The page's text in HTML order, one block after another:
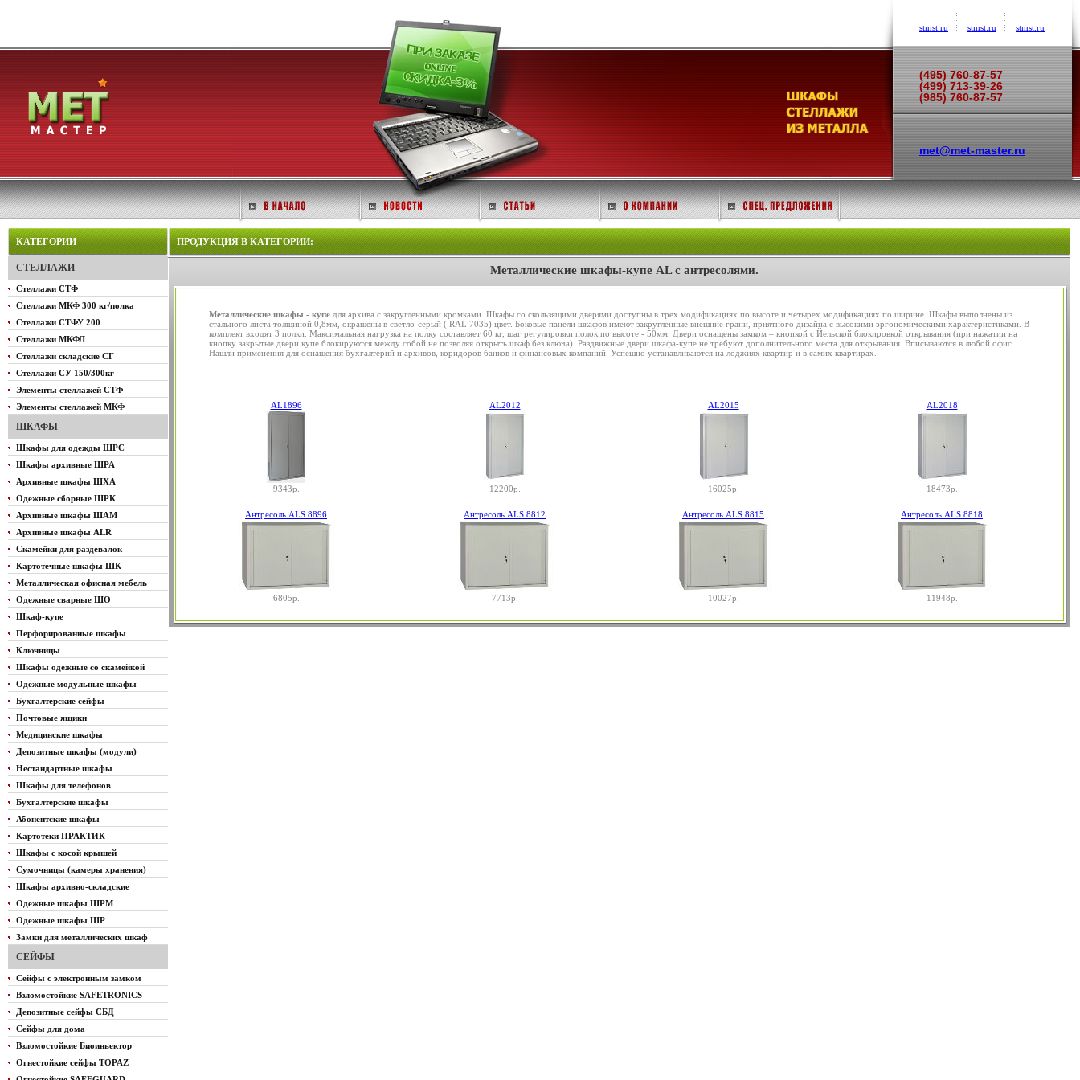
stmst.ru stmst.ru stmst.ru
(495) 760-87-57
(499) 713-39-26
(985) 760-87-57
met@met-master.ru
КАТЕГОРИИ
СТЕЛЛАЖИ
Стеллажи СТФ
Стеллажи МКФ 300 кг/полка
Стеллажи СТФУ 200
Стеллажи МКФЛ
Стеллажи складские СГ
Стеллажи СУ 150/300кг
Элементы стеллажей СТФ
Элементы стеллажей МКФ
ШКАФЫ
Шкафы для одежды ШРС
Шкафы архивные ШРА
Архивные шкафы ШХА
Одежные сборные ШРК
Архивные шкафы ШАМ
Архивные шкафы ALR
Скамейки для раздевалок
Картотечные шкафы ШК
Металлическая офисная мебель
Одежные сварные ШО
Шкаф-купе
Перфорированные шкафы
Ключницы
Шкафы одежные со скамейкой
Одежные модульные шкафы
Бухгалтерские сейфы
Почтовые ящики
Медицинские шкафы
Депозитные шкафы (модули)
Нестандартные шкафы
Шкафы для телефонов
Бухгалтерские шкафы
Абонентские шкафы
Картотеки ПРАКТИК
Шкафы с косой крышей
Сумочницы (камеры хранения)
Шкафы архивно-складские
Одежные шкафы ШРМ
Одежные шкафы ШР
Замки для металлических шкаф
СЕЙФЫ
Сейфы с электронным замком
Взломостойкие SAFETRONICS
Депозитные сейфы СБД
Сейфы для дома
Взломостойкие Биоиньектор
Огнестойкие сейфы TOPAZ
ПРОДУКЦИЯ В КАТЕГОРИИ:
Металлические шкафы-купе AL с антресолями.
Металлические шкафы - купе для архива с закругленными кромками. Шкафы со скользящими дверями доступны в трех модификациях по высоте и четырех модификациях по ширине. Шкафы выполнены из
стального листа толщиной 0,8мм, окрашены в светло-серый ( RAL 7035) цвет. Боковые панели шкафов имеют закругленные внешние грани, приятного дизайна с высокими эргономическими характеристиками. В
комплект входят 3 полки. Максимальная нагрузка на полку составляет 60 кг, шаг регулировки полок по высоте - 50мм. Двери оснащены замком – кнопкой с Йельской блокировкой открывания (при нажатии на
кнопку закрытые двери купе блокируются между собой не позволяя открыть шкаф без ключа). Раздвижные двери шкафа-купе не требуют дополнительного места для открывания. Вписываются в любой офис.
Нашли применения для оснащения бухгалтерий и архивов, коридоров банков и финансовых компаний. Успешно устанавливаются на лоджиях квартир и в самих квартирах.
AL1896
9343р.
AL2012
12200р.
AL2015
16025р.
AL2018
18473р.
Антресоль ALS 8896
6805р.
Антресоль ALS 8812
7713р.
Антресоль ALS 8815
10027р.
Антресоль ALS 8818
11948р.